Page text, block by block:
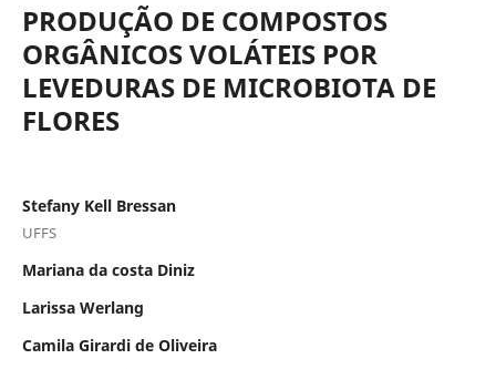
PRODUÇÃO DE COMPOSTOS
ORGÂNICOS VOLÁTEIS POR
LEVEDURAS DE MICROBIOTA DE
FLORES
Stefany Kell Bressan
UFFS
Mariana da costa Diniz
Larissa Werlang
Camila Girardi de Oliveira